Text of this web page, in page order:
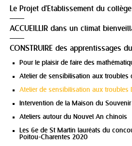
Le Projet d'Etablissement du
ACCUEILLIR dans un climat
CONSTRUIRE des apprentissages
Pour le plaisir de faire des
Atelier de sensibilisation aux troubles
Atelier de sensibilisation aux troubles
Intervention de la Maison du
Ateliers autour du Nouvel An chinois
Les 6e de St Martin lauréats du
Poitou-Charentes 2020